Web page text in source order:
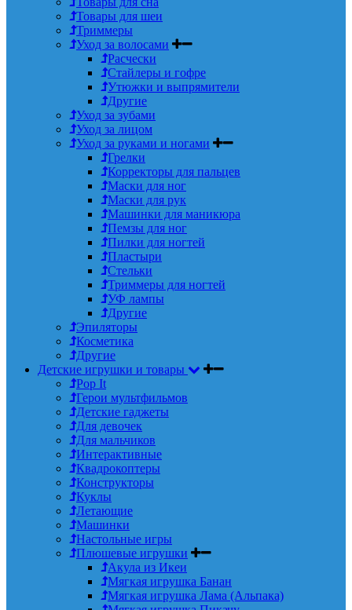
Товары для шеи
Триммеры
Уход за волосами
Расчески
Стайлеры и гофре
Утюжки и выпрямители
Другие
Уход за зубами
Уход за лицом
Уход за руками и ногами
Грелки
Корректоры для пальцев
Маски для ног
Маски для рук
Машинки для маникюра
Пемзы для ног
Пилки для ногтей
Пластыри
Стельки
Триммеры для ногтей
УФ лампы
Другие
Эпиляторы
Косметика
Другие
Детские игрушки и товары
Pop It
Герои мультфильмов
Детские гаджеты
Для девочек
Для мальчиков
Интерактивные
Квадрокоптеры
Конструкторы
Куклы
Летающие
Машинки
Настольные игры
Плюшевые игрушки
Акула из Икеи
Мягкая игрушка Банан
Мягкая игрушка Лама (Альпака)